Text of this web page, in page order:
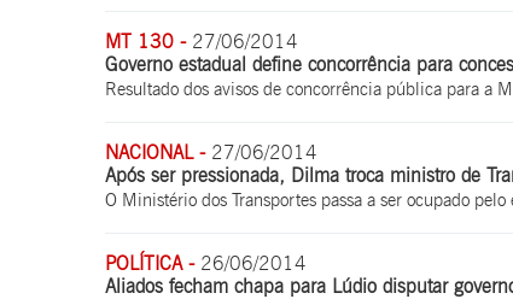
MT 130 - 27/06/2014
Governo estadual define concorrência para
Resultado dos avisos de concorrência pública para a
NACIONAL - 27/06/2014
Após ser pressionada, Dilma troca ministro de
O Ministério dos Transportes passa a ser ocupado pelo
POLÍTICA - 26/06/2014
Aliados fecham chapa para Lúdio disputar